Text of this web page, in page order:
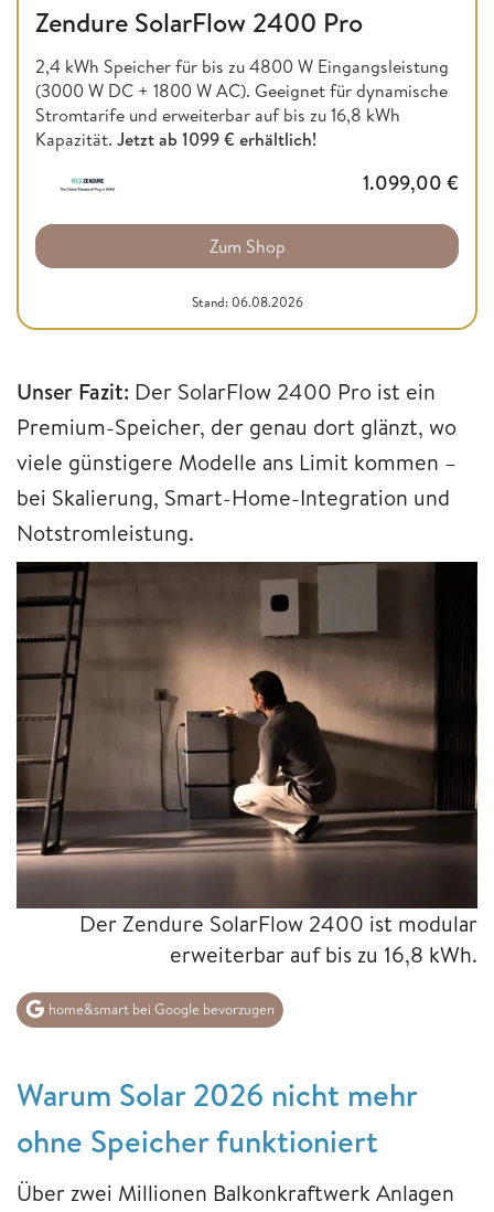
Zendure SolarFlow 2400 Pro
2,4 kWh Speicher für bis zu 4800 W Eingangsleistung
(3000 W DC + 1800 W AC). Geeignet für dynamische
Stromtarife und erweiterbar auf bis zu 16,8 kWh
Kapazität. Jetzt ab1099 € erhältlich!
1.099,00 €
Zum Shop
Stand: 06.08.2026
Unser Fazit: Der SolarFlow 2400 Pro ist ein
Premium-Speicher, der genau dort glänzt, wo
viele günstigere Modelle ans Limit kommen –
bei Skalierung, Smart-Home-Integration und
Notstromleistung.
Der Zendure SolarFlow 2400 ist modular
erweiterbar auf bis zu 16,8 kWh.
home&smart bei Google bevorzugen
Warum Solar 2026 nicht mehr
ohne Speicher funktioniert
Über zwei Millionen Balkonkraftwerk Anlagen